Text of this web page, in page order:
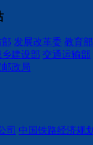
部 发展改革委 教育部
建设部 交通运输部
邮政局
司 中国铁路经济规